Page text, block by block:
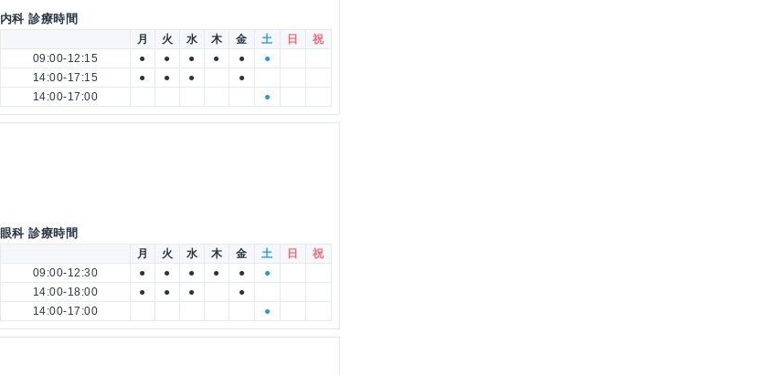
内科 診療時間
月 火 水 木 金 土 日
祝
09:00-12:15
● ● ● ● ●
●
14:00-17:15
● ● ●
●
14:00-17:00
●
眼科 診療時間
月 火 水 木 金 土 日
祝
09:00-12:30
● ● ● ● ●
●
14:00-18:00
● ● ●
●
14:00-17:00
●